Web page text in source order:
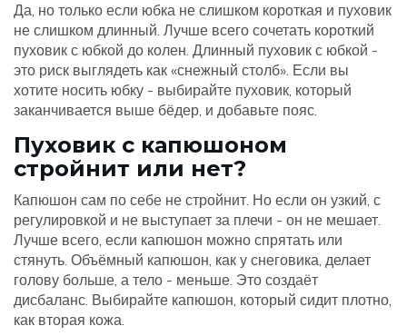
Да, но только если юбка не слишком короткая и пуховик
не слишком длинный. Лучше всего сочетать короткий
пуховик с юбкой до колен. Длинный пуховик с юбкой -
это риск выглядеть как «снежный столб». Если вы
хотите носить юбку - выбирайте пуховик, который
заканчивается выше бёдер, и добавьте пояс.
Пуховик с капюшоном
стройнит или нет?
Капюшон сам по себе не стройнит. Но если он узкий, с
регулировкой и не выступает за плечи - он не мешает.
Лучше всего, если капюшон можно спрятать или
стянуть. Объёмный капюшон, как у снеговика, делает
голову больше, а тело - меньше. Это создаёт
дисбаланс. Выбирайте капюшон, который сидит плотно,
как вторая кожа.